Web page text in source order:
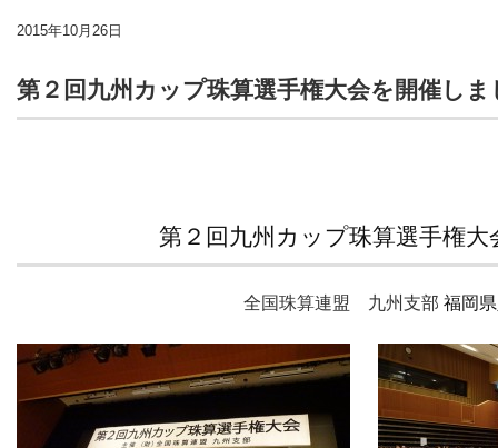
2015年10月26日
第２回九州カップ珠算選手権大会を開催しま
第２回九州カップ珠算選手権
全国珠算連盟 九州支部 福岡